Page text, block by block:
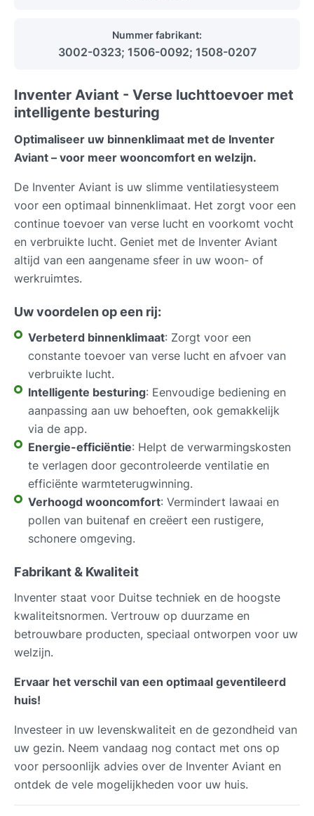
Nummer fabrikant:
3002-0323; 1506-0092; 1508-0207
Inventer Aviant - Verse luchttoevoer met
intelligente besturing
Optimaliseer uw binnenklimaat met de Inventer
Aviant – voor meer wooncomfort en welzijn.
De Inventer Aviant is uw slimme ventilatiesysteem
voor een optimaal binnenklimaat. Het zorgt voor een
continue toevoer van verse lucht en voorkomt vocht
en verbruikte lucht. Geniet met de Inventer Aviant
altijd van een aangename sfeer in uw woon- of
werkruimtes.
Uw voordelen op een rij:
Verbeterd binnenklimaat: Zorgt voor een
constante toevoer van verse lucht en afvoer van
verbruikte lucht.
Intelligente besturing: Eenvoudige bediening en
aanpassing aan uw behoeften, ook gemakkelijk
via de app.
Energie-efficiëntie: Helpt de verwarmingskosten
te verlagen door gecontroleerde ventilatie en
efficiënte warmteterugwinning.
Verhoogd wooncomfort: Vermindert lawaai en
pollen van buitenaf en creëert een rustigere,
schonere omgeving.
Fabrikant & Kwaliteit
Inventer staat voor Duitse techniek en de hoogste
kwaliteitsnormen. Vertrouw op duurzame en
betrouwbare producten, speciaal ontworpen voor uw
welzijn.
Ervaar het verschil van een optimaal geventileerd
huis!
Investeer in uw levenskwaliteit en de gezondheid van
uw gezin. Neem vandaag nog contact met ons op
voor persoonlijk advies over de Inventer Aviant en
ontdek de vele mogelijkheden voor uw huis.